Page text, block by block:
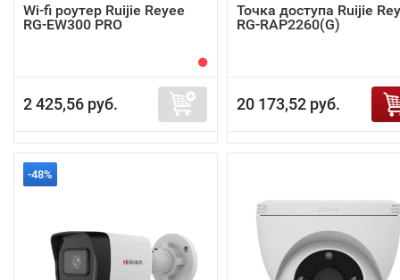
Wi-fi роутер Ruijie Reyee
RG-EW300 PRO
2 425,56 руб.
Точка доступа Ruijie
RG-RAP2260(G)
20 173,52 руб.
-48%